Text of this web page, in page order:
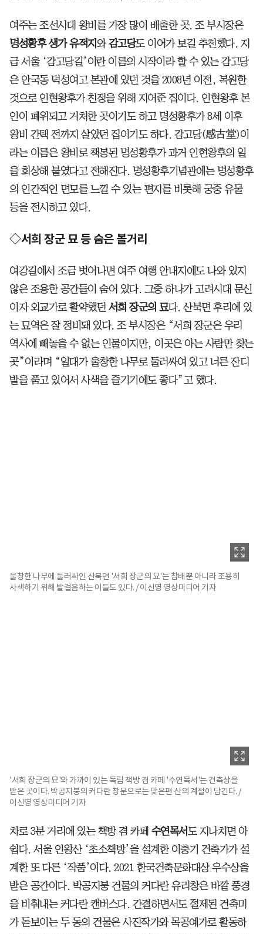
여주는 조선시대 왕비를 가장 많이 배출한 곳. 조 부시장은
명성황후 생가 유적지 와 감고당도 이어가 보길 추천했다. 지
금 서울 ‘감고당길’이란 이름의 시작이라 할 수 있는 감고당
은 안국동 덕성여고 본관에 있던 것을 2008년 이전, 복원한
것으로 인현왕후가 친정을 위해 지어준 집이다. 인현왕후 본
인이 폐위되고 거처한 곳이기도 하고 명성황후가 8세 이후
왕비 간택 전까지 살았던 집이기도 하다. 감고당(感古堂)이
라는 이름은 왕비로 책봉된 명성황후가 과거 인현왕후의 일
을 회상해 붙였다고 전해진다. 명성황후기념관에는 명성황후
의 인간적인 면모를 느낄 수 있는 편지를 비롯해 궁중 유물
등을 전시하고 있다.
◇서희 장군 묘 등 숨은 볼거리
여강길에서 조금 벗어나면 여주 여행 안내지에도 나와 있지
않은 조용한 공간들이 숨어 있다. 그중 하나가 고려시대 문신
이자 외교가로 활약했던 서희 장군의 묘다. 산북면 후리에 있
는 묘역은 잘 정비돼 있다. 조 부시장은 “서희 장군은 우리
역사에 빼놓을 수 없는 인물이지만, 이곳은 아는 사람만 찾는
곳”이라며 “일대가 울창한 나무로 둘러싸여 있고 너른 잔디
밭을 품고 있어서 사색을 즐기기에도 좋다”고 했다.
울창한 나무에 둘러싸인 산북면 '서희 장군의 묘'는 참배뿐 아니라 조용히
사색하기 위해 발걸음하는 이들도 있다. / 이신영 영상미디어 기자
'서희 장군의 묘'와 가까이 있는 독립 책방 겸 카페 '수연목서'는 건축상을
받은 곳이다. 박공지붕의 커다란 창문으로는 맞은편 산의 계절이 담긴다. /
이신영 영상미디어 기자
차로 3분 거리에 있는 책방 겸 카페 수연목서 도 지나치면 아
쉽다. 서울 인왕산 ‘초소책방’을 설계한 이충기 건축가가 설
계한 또 다른 ‘작품’이다. 2021 한국건축문화대상 우수상을
받은 공간이다. 박공지붕 건물의 커다란 유리창은 바깥 풍경
을 비춰내는 커다란 캔버스다. 간결하면서도 절제된 건축미
가 돋보이는 두 동의 건물은 사진작가와 목공예가로 활동하